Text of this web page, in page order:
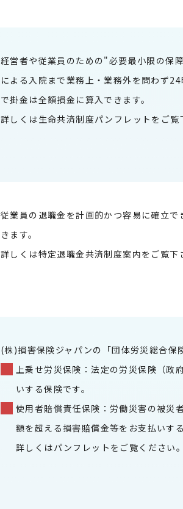
経営者や従業員のための"必要最小限の保
による入院まで業務上・業務外を問わず
で掛金は全額損金に算入できます。
詳しくは生命共済制度パンフレットをご覧
従業員の退職金を計画的かつ容易に確立
きます。
詳しくは特定退職金共済制度案内をご覧下
(株)損害保険ジャパンの「団体労災総合保
上乗せ労災保険：法定の労災保険（政
いする保険です。
使用者賠償責任保険：労働災害の被災
額を超える損害賠償金等をお支払いする
詳しくはパンフレットをご覧ください。